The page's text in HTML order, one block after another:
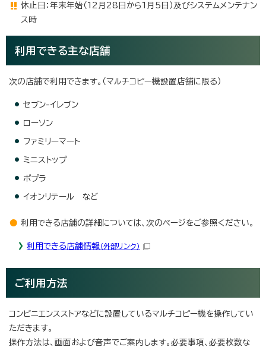
休止日：年末年始（12月28日から1月5日）及びシステムメンテナン
ス時
利用できる主な店舗
次の店舗で利用できます。（マルチコピー機設置店舗に限る）
セブン-イレブン
ローソン
ファミリーマート
ミニストップ
ポプラ
イオンリテール など
利用できる店舗の詳細については、次のページをご参照ください。
利用できる店舗情報（外部リンク）
ご利用方法
コンビニエンスストアなどに設置しているマルチコピー機を操作してい
ただきます。
操作方法は、画面および音声でご案内します。必要事項、必要枚数な